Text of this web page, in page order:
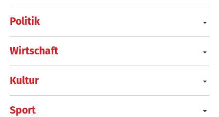
Politik
Wirtschaft
Kultur
Sport